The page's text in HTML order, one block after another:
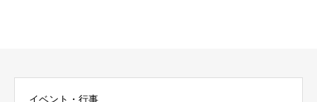
イベント・行事